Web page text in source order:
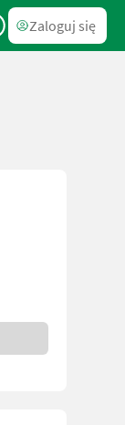
Zaloguj się